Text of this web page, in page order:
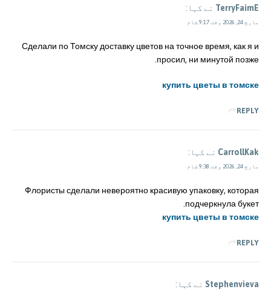
TerryFaimE نے کہا:
مارچ 24, 2026 وقت 9:17 شام
Сделали по Томску доставку цветов на точное время, как я и
просил, ни минутой позже.
купить цветы в томске
REPLY
CarrollKak نے کہا:
مارچ 24, 2026 وقت 9:38 شام
Флористы сделали невероятно красивую упаковку, которая
подчеркнула букет.
купить цветы в томске
REPLY
Stephenvieva نے کہا: